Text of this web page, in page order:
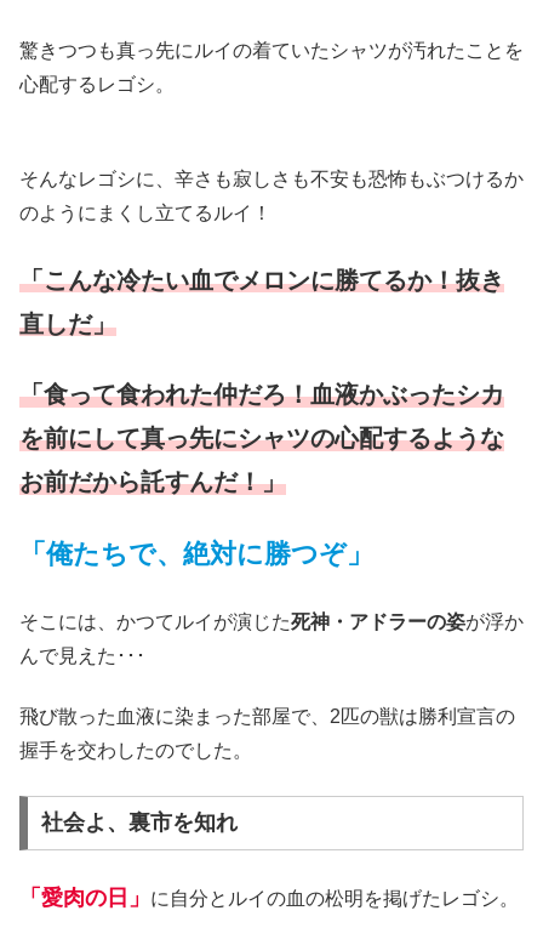
驚きつつも真っ先にルイの着ていたシャツが汚れたことを
心配するレゴシ。
そんなレゴシに、辛さも寂しさも不安も恐怖もぶつけるか
のようにまくし立てるルイ！
「こんな冷たい血でメロンに勝てるか！抜き
直しだ」
「食って食われた仲だろ！血液かぶったシカ
を前にして真っ先にシャツの心配するような
お前だから託すんだ！」
「俺たちで、絶対に勝つぞ」
そこには、かつてルイが演じた死神・アドラーの姿が浮か
んで見えた･･･
飛び散った血液に染まった部屋で、2匹の獣は勝利宣言の
握手を交わしたのでした。
社会よ、裏市を知れ
「愛肉の日」 に自分とルイの血の松明を掲げたレゴシ。